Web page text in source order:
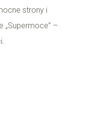
strony i
„Supermoce” –